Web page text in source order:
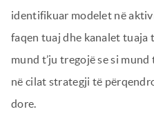
identifikuar modelet në
faqen tuaj dhe kanalet tuaja
mund t’ju tregojë se si
në cilat strategji të
dore.